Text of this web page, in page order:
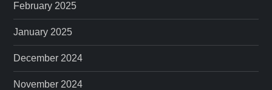
February 2025
January 2025
December 2024
November 2024